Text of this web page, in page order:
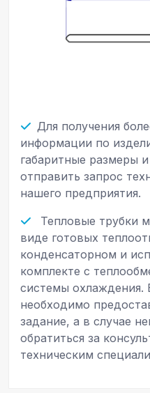
Для получения
информации по
габаритные размеры
отправить запрос
нашего предприятия.
Тепловые трубки
виде готовых
конденсаторном и
комплекте с
системы охлаждения.
необходимо
задание, а в случае
обратиться за
техническим